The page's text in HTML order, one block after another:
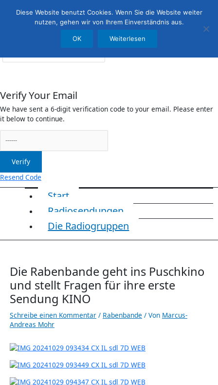
Verify Your Email
We have sent a 6-digit verification code to your email. Please enter
it below to continue.
Verify
Resend Code
Start
Radiosendungen
Die Radiogruppen
Die Rabenbande geht ins Puschkino
und stellt Fragen für ihre erste
Sendung KINO
Schreibe einen Kommentar / Rabenbande / Von Marcus-
Andreas Mohr
Diese Website benutzt Cookies. Wenn Sie die Website weiter
nutzen, gehen wir von Ihrem Einverständnis aus.
OK Weiterlesen